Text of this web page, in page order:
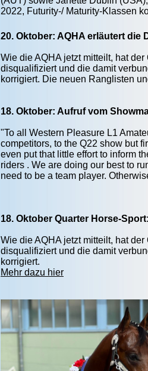
2022, Futurity-/ Maturity-Klassen
20. Oktober: AQHA erläutert die
Wie die AQHA jetzt mitteilt, hat
disqualifiziert und die damit
korrigiert. Die neuen Ranglisten
18. Oktober: Aufruf vom
"To all Western Pleasure L1
competitors, to the Q22 show but
even put that little effort to inform
riders . We are doing our best to
need to be a team player.
18. Oktober Quarter Horse-
Wie die AQHA jetzt mitteilt, hat
disqualifiziert und die damit
korrigiert.
Mehr dazu hier